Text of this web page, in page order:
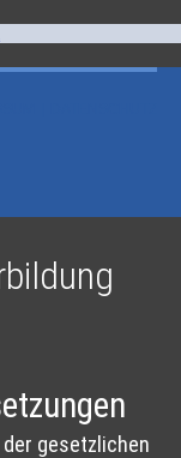
der gesetzlichen